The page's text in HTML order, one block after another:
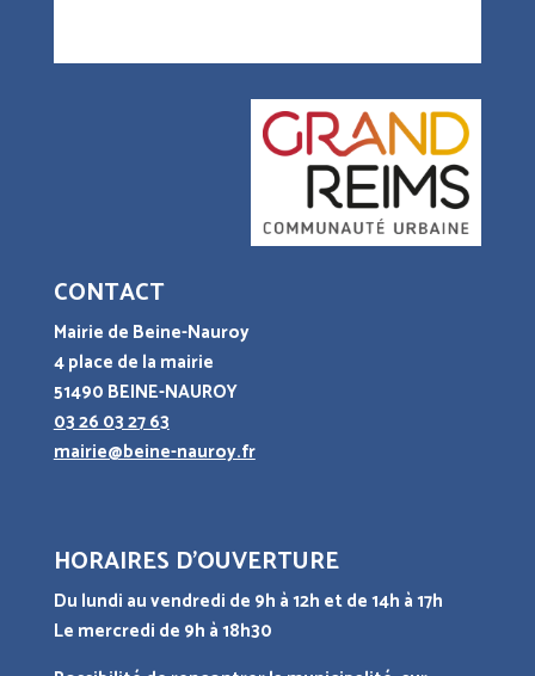
CONTACT
Mairie de Beine-Nauroy
4 place de la mairie
51490 BEINE-NAUROY
03 26 03 27 63
mairie@beine-nauroy.fr
HORAIRES D’OUVERTURE
Du lundi au vendredi de 9h à 12h et de 14h à 17h
Le mercredi de 9h à 18h30